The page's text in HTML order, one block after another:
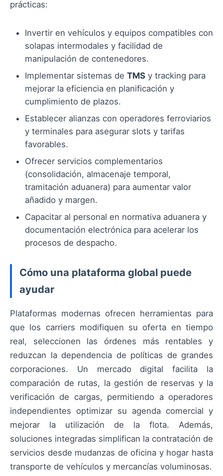
prácticas:
Invertir en vehículos y equipos compatibles con
solapas intermodales y facilidad de
manipulación de contenedores.
Implementar sistemas de TMS y tracking para
mejorar la eficiencia en planificación y
cumplimiento de plazos.
Establecer alianzas con operadores ferroviarios
y terminales para asegurar slots y tarifas
favorables.
Ofrecer servicios complementarios
(consolidación, almacenaje temporal,
tramitación aduanera) para aumentar valor
añadido y margen.
Capacitar al personal en normativa aduanera y
documentación electrónica para acelerar los
procesos de despacho.
Cómo una plataforma global puede
ayudar
Plataformas modernas ofrecen herramientas para
que los carriers modifiquen su oferta en tiempo
real, seleccionen las órdenes más rentables y
reduzcan la dependencia de políticas de grandes
corporaciones. Un mercado digital facilita la
comparación de rutas, la gestión de reservas y la
verificación de cargas, permitiendo a operadores
independientes optimizar su agenda comercial y
mejorar la utilización de la flota. Además,
soluciones integradas simplifican la contratación de
servicios desde mudanzas de oficina y hogar hasta
transporte de vehículos y mercancías voluminosas.